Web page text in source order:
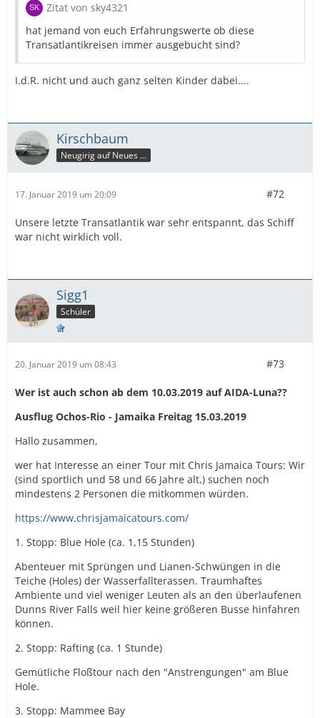
Zitat von sky4321
hat jemand von euch Erfahrungswerte ob diese
Transatlantikreisen immer ausgebucht sind?
I.d.R. nicht und auch ganz selten Kinder dabei....
Kirschbaum
Neugirig auf Neues ...
17. Januar 2019 um 20:09 #72
Unsere letzte Transatlantik war sehr entspannt, das Schiff
war nicht wirklich voll.
Sigg1
Schüler
20. Januar 2019 um 08:43 #73
Wer ist auch schon ab dem 10.03.2019 auf AIDA-Luna??
Ausflug Ochos-Rio - Jamaika Freitag 15.03.2019
Hallo zusammen,
wer hat Interesse an einer Tour mit Chris Jamaica Tours: Wir
(sind sportlich und 58 und 66 Jahre alt,) suchen noch
mindestens 2 Personen die mitkommen würden.
https://www.chrisjamaicatours.com/
1. Stopp: Blue Hole (ca. 1,15 Stunden)
Abenteuer mit Sprüngen und Lianen-Schwüngen in die
Teiche (Holes) der Wasserfallterassen. Traumhaftes
Ambiente und viel weniger Leuten als an den überlaufenen
Dunns River Falls weil hier keine größeren Busse hinfahren
können.
2. Stopp: Rafting (ca. 1 Stunde)
Gemütliche Floßtour nach den "Anstrengungen" am Blue
Hole.
3. Stopp: Mammee Bay